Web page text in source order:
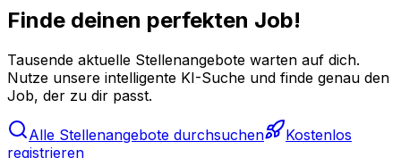
Finde deinen perfekten Job!
Tausende aktuelle Stellenangebote warten auf dich.
Nutze unsere intelligente KI-Suche und finde genau den
Job, der zu dir passt.
Alle Stellenangebote durchsuchen
Kostenlos
registrieren